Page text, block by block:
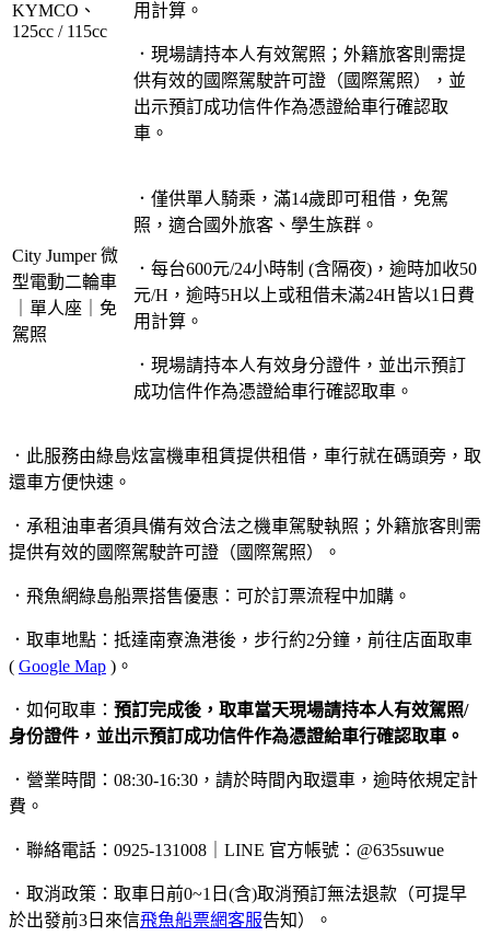
KYMCO、
125cc / 115cc
用計算。
．現場請持本人有效駕照；外籍旅客則需提
供有效的國際駕駛許可證（國際駕照），並
出示預訂成功信件作為憑證給車行確認取
車。
City Jumper 微
型電動二輪車
｜單人座｜免
駕照
．僅供單人騎乘，滿14歲即可租借，免駕
照，適合國外旅客、學生族群。
．每台600元/24小時制 (含隔夜)，逾時加收50
元/H，逾時5H以上或租借未滿24H皆以1日費
用計算。
．現場請持本人有效身分證件，並出示預訂
成功信件作為憑證給車行確認取車。
．此服務由綠島炫富機車租賃提供租借，車行就在碼頭旁，取
還車方便快速。
．承租油車者須具備有效合法之機車駕駛執照；外籍旅客則需
提供有效的國際駕駛許可證（國際駕照）。
．飛魚網綠島船票搭售優惠：可於訂票流程中加購。
．取車地點：抵達南寮漁港後，步行約2分鐘，前往店面取車
( Google Map )。
．如何取車： 預訂完成後，取車當天現場請持本人有效駕照/
身份證件，並出示預訂成功信件作為憑證給車行確認取車。
．營業時間：08:30-16:30，請於時間內取還車，逾時依規定計
費。
．聯絡電話：0925-131008｜LINE 官方帳號：@635suwue
．取消政策：取車日前0~1日(含)取消預訂無法退款（可提早
於出發前3日來信飛魚船票網客服告知）。